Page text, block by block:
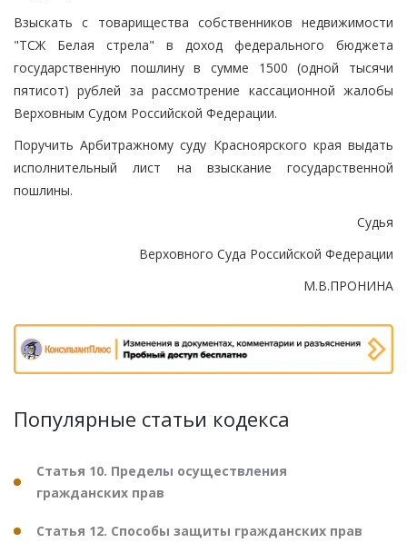
Взыскать с товарищества собственников недвижимости
"ТСЖ Белая стрела" в доход федерального бюджета
государственную пошлину в сумме 1500 (одной тысячи
пятисот) рублей за рассмотрение кассационной жалобы
Верховным Судом Российской Федерации.
Поручить Арбитражному суду Красноярского края выдать
исполнительный лист на взыскание государственной
пошлины.
Судья
Верховного Суда Российской Федерации
М.В.ПРОНИНА
Популярные статьи кодекса
Статья 10. Пределы осуществления
гражданских прав
Статья 12. Способы защиты гражданских прав